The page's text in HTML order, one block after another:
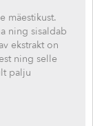
mäestikust.
ning sisaldab
ekstrakt on
ning selle
palju